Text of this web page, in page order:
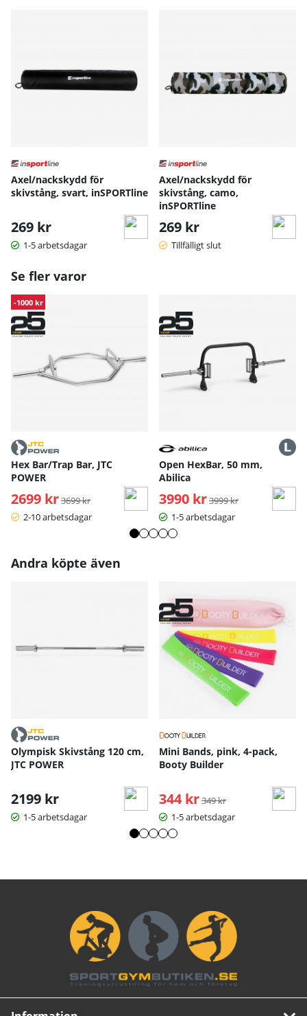
Axel/nackskydd för
skivstång, svart, inSPORTline
269 kr
1-5 arbetsdagar
Axel/nackskydd för
skivstång, camo,
inSPORTline
269 kr
Tillfälligt slut
Se fler varor
-1000 kr
Hex Bar/Trap Bar, JTC
POWER
2699 kr Ordinarie pris:
3699 kr
2-10 arbetsdagar
Open HexBar, 50 mm,
Abilica
3990 kr Ordinarie pris:
3999 kr
1-5 arbetsdagar
Andra köpte även
Olympisk Skivstång 120 cm,
JTC POWER
2199 kr
1-5 arbetsdagar
Mini Bands, pink, 4-pack,
Booty Builder
344 kr Ordinarie pris:
349 kr
1-5 arbetsdagar